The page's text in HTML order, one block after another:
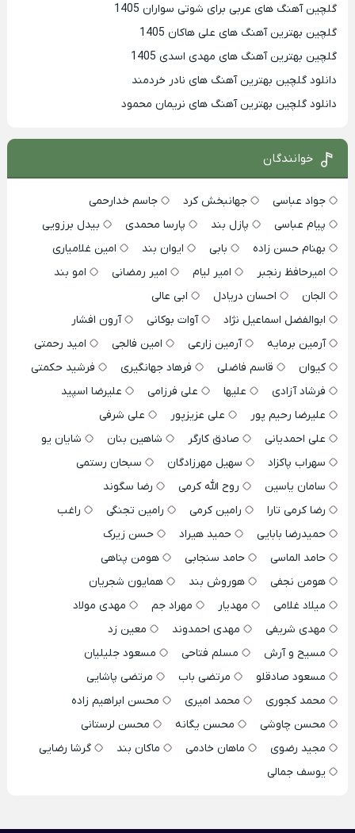
گلچین آهنگ های عربی برای شوتی سواران 1405
گلچین بهترين آهنگ های علی هاکان 1405
گلچین بهترین آهنگ های مهدی اسدی 1405
دانلود گلچین بهترین آهنگ های نادر خردمند
دانلود گلچین بهترین آهنگ های نریمان محمود
خوانندگان
جواد عباسی جهانبخش کرد
جاسم خدارحمی
پیام عباسی
پازل بند پارسا محمدی
بیدل برزویی
بهنام حسن زاده
بابی ایوان بند
امین غلامیاری
امیرحافظ رنجبر
امیر لیام امیر رمضانی
امو بند
الجان
احسان دریادل
ابی عالی
ابوالفضل اسماعیل نژاد
آوات بوکانی
آرون افشار
آرمین برمایه
آرمین زارعی امین فالجی
امید رحمتی
کیوان
قاسم فاضلی فرهاد جهانگیری
فرشید حکمتی
فرشاد آزادی
علیها علی فرزامی
علیرضا اسپید
علیرضا رحیم پور
علی عزیزپور
علی شرفی
علی احمدیانی
صادق کارگر شاهین بنان
شایان یو
سهراب پاکزاد
سهیل مهرزادگان
سبحان رستمی
سامان یاسین
روح الله کرمی
رضا سگوند
رضا کرمی تارا
رامین کرمی رامین تجنگی
راغب
حمیدرضا بابایی
حمید هیراد
حسن زیرک
حامد الماسی
حامد سنجابی
هومن پناهی
هومن نجفی
هوروش بند
همایون شجریان
میلاد غلامی
مهدیار مهراد جم
مهدی مولاد
مهدی شریفی
مهدی احمدوند
معین زد
مسیح و آرش
مسلم فتاحی
مسعود جلیلیان
مسعود صادقلو
مرتضی باب
مرتضی پاشایی
محمد کجوری
محمد امیری
محسن ابراهیم زاده
محسن چاوشی
محسن یگانه
محسن لرستانی
مجید رضوی
ماهان خادمی ماکان بند
گرشا رضایی
یوسف جمالی